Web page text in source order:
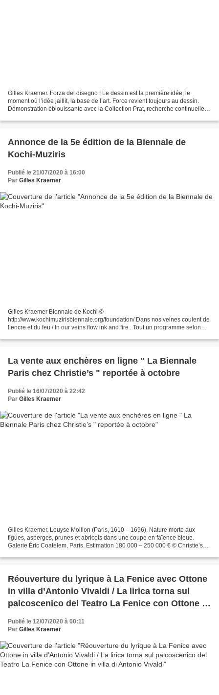
Gilles Kraemer. Forza del disegno ! Le dessin est la première idée, le
moment où l’idée jaillit, la base de l’art. Force revient toujours au dessin.
Démonstration éblouissante avec la Collection Prat, recherche continuelle
Annonce de la 5e édition de la Biennale de
Kochi-Muziris
Publié le 21/07/2020 à 16:00
Par Gilles Kraemer
Gilles Kraemer Biennale de Kochi ©
http://www.kochimuzirisbiennale.org/foundation/ Dans nos veines coulent de
l’encre et du feu / In our veins flow ink and fire . Tout un programme selon
La vente aux enchères en ligne " La Biennale
Paris chez Christie’s " reportée à octobre
Publié le 16/07/2020 à 22:42
Par Gilles Kraemer
Gilles Kraemer. Louyse Moillon (Paris, 1610 – 1696), Nature morte aux
figues, asperges, prunes et abricots dans une coupe en faïence bleue.
Galerie Éric Coatelem, Paris. Estimation 180 000 – 250 000 € © Christie’s
Réouverture du lyrique à La Fenice avec Ottone
in villa d’Antonio Vivaldi / La lirica torna sul
palcoscenico del Teatro La Fenice con Ottone in
villa di Antonio Vivaldi
Publié le 12/07/2020 à 00:11
Par Gilles Kraemer